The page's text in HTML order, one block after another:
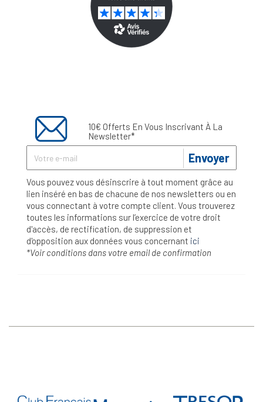
10€ Offerts En Vous Inscrivant À La
Newsletter*
Envoyer
Vous pouvez vous désinscrire à tout moment grâce au
lien inséré en bas de chacune de nos newsletters ou en
vous connectant à votre compte client. Vous trouverez
toutes les informations sur l’exercice de votre droit
d'accès, de rectification, de suppression et
d'opposition aux données vous concernant ici
*Voir conditions dans votre email de confirmation